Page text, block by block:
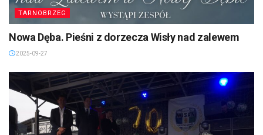
TARNOBRZEG
Nowa Dęba. Pieśni z dorzecza Wisły nad zalewem
2025-09-27